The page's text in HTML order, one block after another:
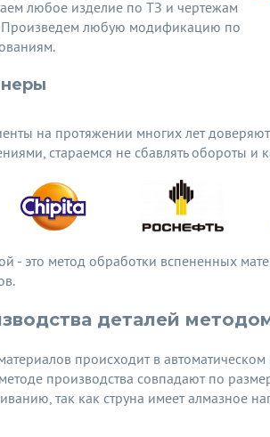
любое изделие по ТЗ и чертежам
Произведем любую модификацию по
на протяжении многих лет
стараемся не сбавлять обороты
- это метод обработки вспененных
деталей
происходит в
производства совпадают по
так как струна имеет алмазное